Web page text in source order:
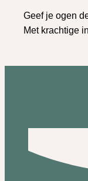
Geefje ogen
Met krachtige